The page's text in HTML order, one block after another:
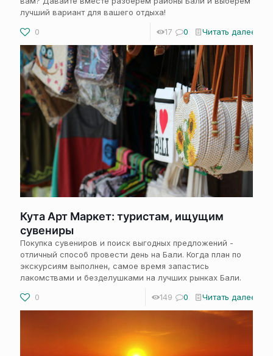
лучший вариант для вашего отдыха!
0
17 0 Читать далее
Кута Арт Маркет: туристам, ищущим
сувениры
Покупка сувениров и поиск выгодных предложений -
отличный способ провести день на Бали. Когда план по
экскурсиям выполнен, самое время запастись
лакомствами и безделушками на лучших рынках Бали.
0
149 0 Читать далее